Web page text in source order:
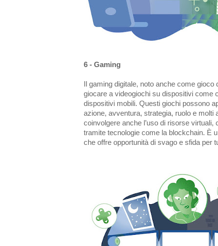
6 - Gaming
Il gaming digitale, noto anche come gioco
giocare a videogiochi su dispositivi come
dispositivi mobili. Questi giochi possono
azione, avventura, strategia, ruolo e molti
coinvolgere anche l’uso di risorse virtuali,
tramite tecnologie come la blockchain. È
che offre opportunità di svago e sfida per